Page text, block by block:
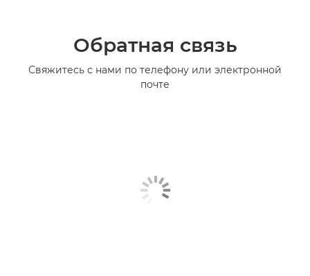
Обратная связь
Свяжитесь с нами по телефону или электронной
почте